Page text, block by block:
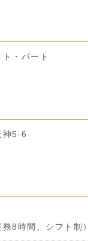
・パート
神5-6
8時間、シフト制）